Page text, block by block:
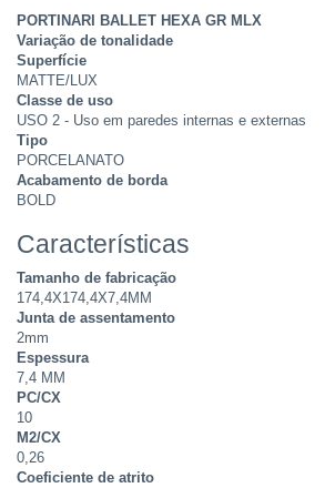
PORTINARI BALLET HEXA GR MLX
Variação de tonalidade
Superfície
MATTE/LUX
Classe de uso
USO 2 - Uso em paredes internas e externas
Tipo
PORCELANATO
Acabamento de borda
BOLD
Características
Tamanho de fabricação
174,4X174,4X7,4MM
Junta de assentamento
2mm
Espessura
7,4 MM
PC/CX
10
M2/CX
0,26
Coeficiente de atrito